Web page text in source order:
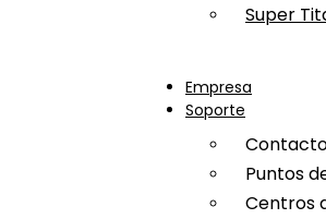
Super
Empresa
Soporte
Puntos
Centros